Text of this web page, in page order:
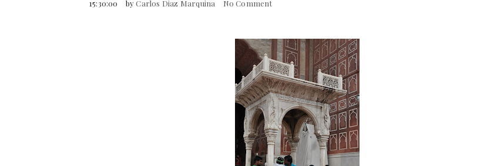
15:30:00 byCarlos Diaz Marquina No Comment